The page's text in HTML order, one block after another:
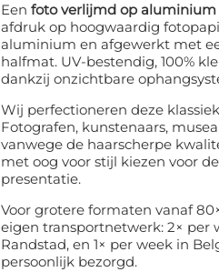
Een foto verlijmd op aluminium
afdruk op hoogwaardig
aluminium en afgewerkt met
halfmat. UV-bestendig, 100%
dankzij onzichtbare
Wij perfectioneren deze
Fotografen, kunstenaars,
vanwege de haarscherpe
met oog voor stijl kiezen voor
presentatie.
Voor grotere formaten vanaf
eigen transportnetwerk: 2× per
Randstad, en 1× per week in
persoonlijk bezorgd.